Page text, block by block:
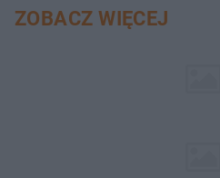
ZOBACZ WIĘCEJ